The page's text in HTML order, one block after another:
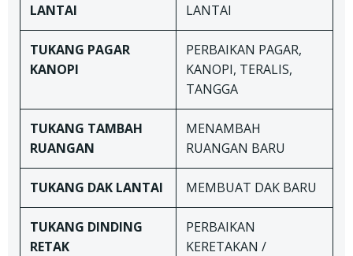
LANTAI
LANTAI
TUKANG PAGAR
KANOPI
PERBAIKAN PAGAR,
KANOPI, TERALIS,
TANGGA
TUKANG TAMBAH
RUANGAN
MENAMBAH
RUANGAN BARU
TUKANG DAK LANTAI MEMBUAT DAK BARU
TUKANG DINDING
RETAK
PERBAIKAN
KERETAKAN /